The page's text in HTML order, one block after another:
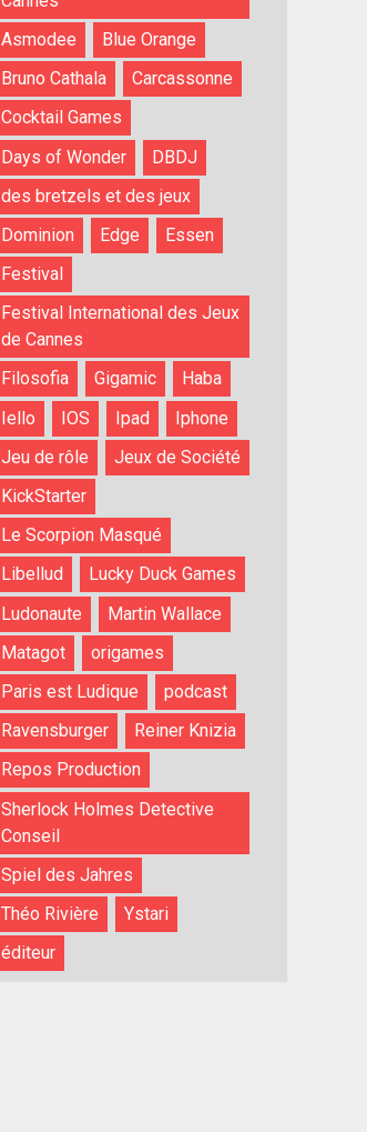
Asmodee
Blue Orange
Bruno Cathala
Carcassonne
Cocktail Games
Days of Wonder
DBDJ
des bretzels et des jeux
Dominion
Edge
Essen
Festival
Festival International des Jeux
de Cannes
Filosofia
Gigamic
Haba
Iello
IOS Ipad
Iphone
Jeu de rôle
Jeux de Société
KickStarter
Le Scorpion Masqué
Libellud
Lucky Duck Games
Ludonaute
Martin Wallace
Matagot
origames
Paris est Ludique
podcast
Ravensburger
Reiner Knizia
Repos Production
Sherlock Holmes Detective
Conseil
Spiel des Jahres
Théo Rivière
Ystari
éditeur